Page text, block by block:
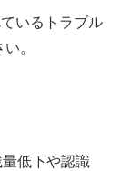
いるトラブル
。
量低下や認識